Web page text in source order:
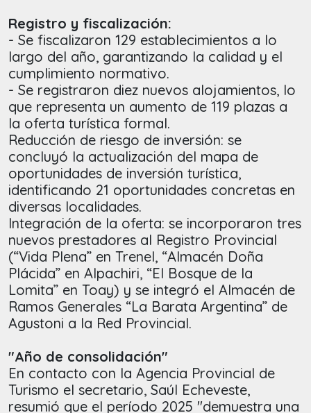
Registro y fiscalización:
- Se fiscalizaron 129 establecimientos a lo
largo del año, garantizando la calidad y el
cumplimiento normativo.
- Se registraron diez nuevos alojamientos, lo
que representa un aumento de 119 plazas a
la oferta turística formal.
Reducción de riesgo de inversión: se
concluyó la actualización del mapa de
oportunidades de inversión turística,
identificando 21 oportunidades concretas en
diversas localidades.
Integración de la oferta: se incorporaron tres
nuevos prestadores al Registro Provincial
(“Vida Plena” en Trenel, “Almacén Doña
Plácida” en Alpachiri, “El Bosque de la
Lomita” en Toay) y se integró el Almacén de
Ramos Generales “La Barata Argentina” de
Agustoni a la Red Provincial.
"Año de consolidación"
En contacto con la Agencia Provincial de
Turismo el secretario, Saúl Echeveste,
resumió que el período 2025 "demuestra una